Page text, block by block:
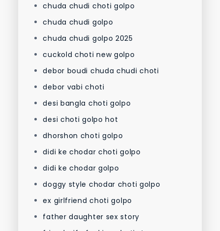
chuda chudi choti golpo
chuda chudi golpo
chuda chudi golpo 2025
cuckold choti new golpo
debor boudi chuda chudi choti
debor vabi choti
desi bangla choti golpo
desi choti golpo hot
dhorshon choti golpo
didi ke chodar choti golpo
didi ke chodar golpo
doggy style chodar choti golpo
ex girlfriend choti golpo
father daughter sex story